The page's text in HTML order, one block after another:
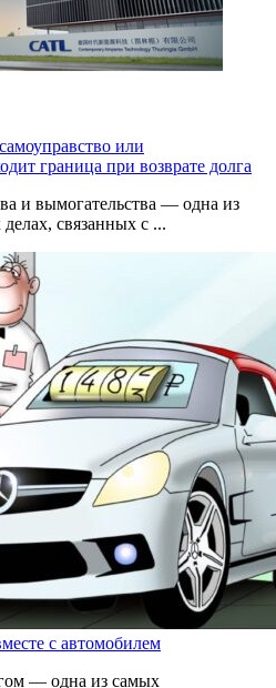
или
граница при возврате долга
и вымогательства — одна из
связанных с ...
с автомобилем
— одна из самых